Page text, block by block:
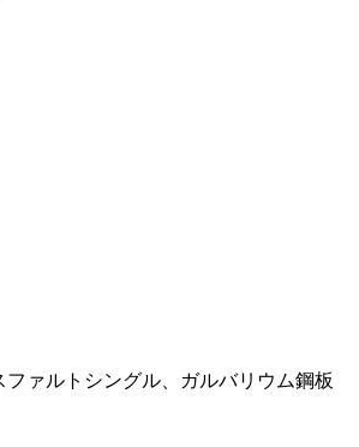
ファルトシングル、ガルバリウム鋼板